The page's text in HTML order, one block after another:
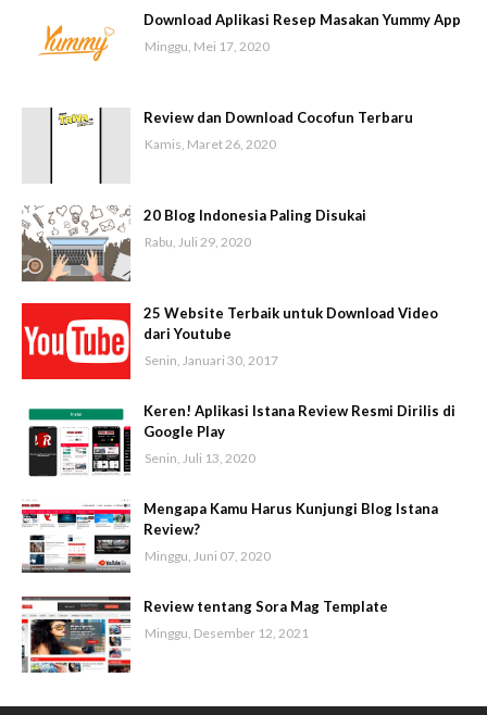
Download Aplikasi Resep Masakan Yummy App
Minggu, Mei 17, 2020
Review dan Download Cocofun Terbaru
Kamis, Maret 26, 2020
20 Blog Indonesia Paling Disukai
Rabu, Juli 29, 2020
25 Website Terbaik untuk Download Video
dari Youtube
Senin, Januari 30, 2017
Keren! Aplikasi Istana Review Resmi Dirilis di
Google Play
Senin, Juli 13, 2020
Mengapa Kamu Harus Kunjungi Blog Istana
Review?
Minggu, Juni 07, 2020
Review tentang Sora Mag Template
Minggu, Desember 12, 2021